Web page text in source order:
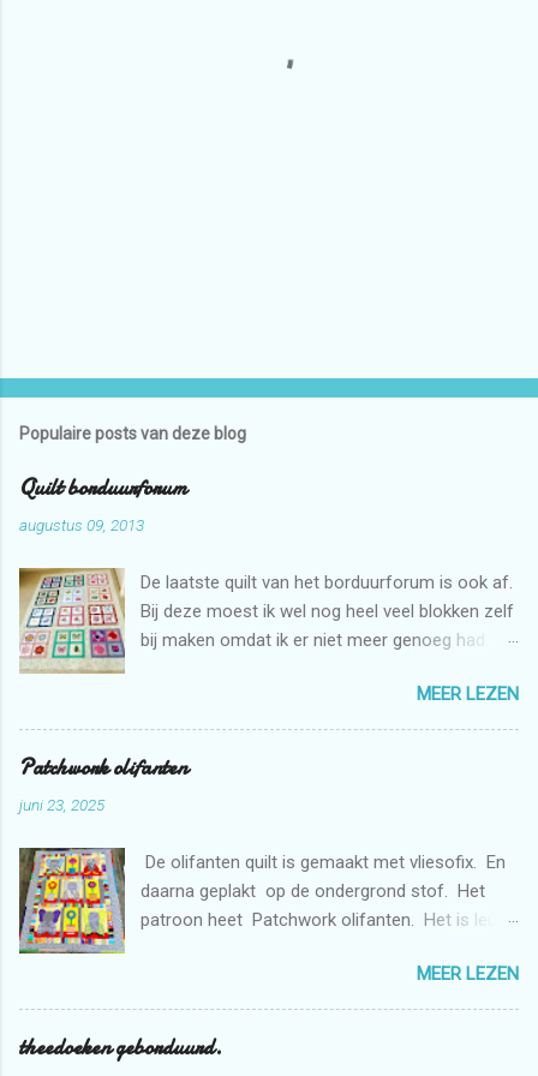
Populaire posts van deze blog
Quilt borduurforum
augustus 09, 2013
De laatste quilt van het borduurforum is ook af.
Bij deze moest ik wel nog heel veel blokken zelf
bij maken omdat ik er niet meer genoeg had.
borduren met de borduurmachine. Deze quilt is
weer bestemd voor de stichting Verdanda.
MEER LEZEN
Patchwork olifanten
juni 23, 2025
De olifanten quilt is gemaakt met vliesofix. En
daarna geplakt op de ondergrond stof. Het
patroon heet Patchwork olifanten. Het is leuk
de borduurmachine. De quilt is doorgequilt uit
de vrije hand met de naaimachine. En
gedeeltelijk met rulers.
MEER LEZEN
theedoeken geborduurd.